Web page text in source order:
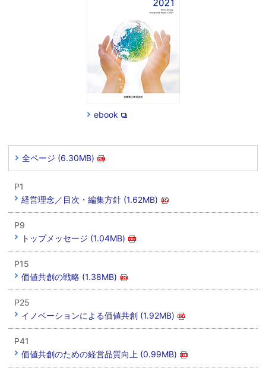
ebook
全ページ (6.30MB)
P1
経営理念／目次・編集方針 (1.62MB)
P9
トップメッセージ (1.04MB)
P15
価値共創の戦略 (1.38MB)
P25
イノベーションによる価値共創 (1.92MB)
P41
価値共創のための経営品質向上 (0.99MB)